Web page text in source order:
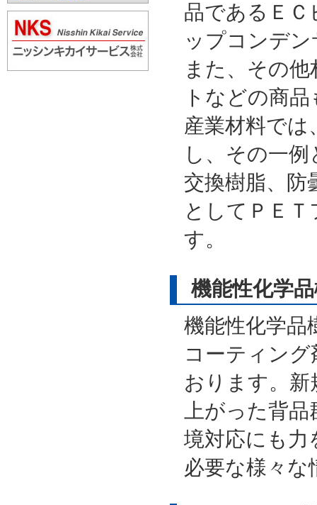
品であるＥ
ップコンデ
また、その
トなどの商
産業材料では
し、その一
交換樹脂、防
としてＰＥ
す。
機能性化学
機能性化学品
コーティン
おります。
上がった背
境対応にも力
必要な様々